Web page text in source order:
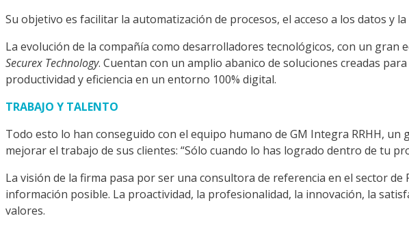
Su objetivo es facilitar la automatiza­ción de procesos, el acceso a los datos y
La evolución de la compañía como desarrolladores tecnológicos, con un gran
Securex Technology. Cuentan con un amplio abanico de soluciones creadas
productividad y eficiencia en un entorno 100% digital.
TRABAJO Y TALENTO
Todo esto lo han conseguido con el equipo humano de GM Integra RRHH,
mejorar el trabajo de sus clientes: “Sólo cuando lo has logrado dentro de tu
La visión de la firma pasa por ser una consultora de referencia en el sector
información posible. La proactividad, la profesio­nalidad, la innovación, la
valores.